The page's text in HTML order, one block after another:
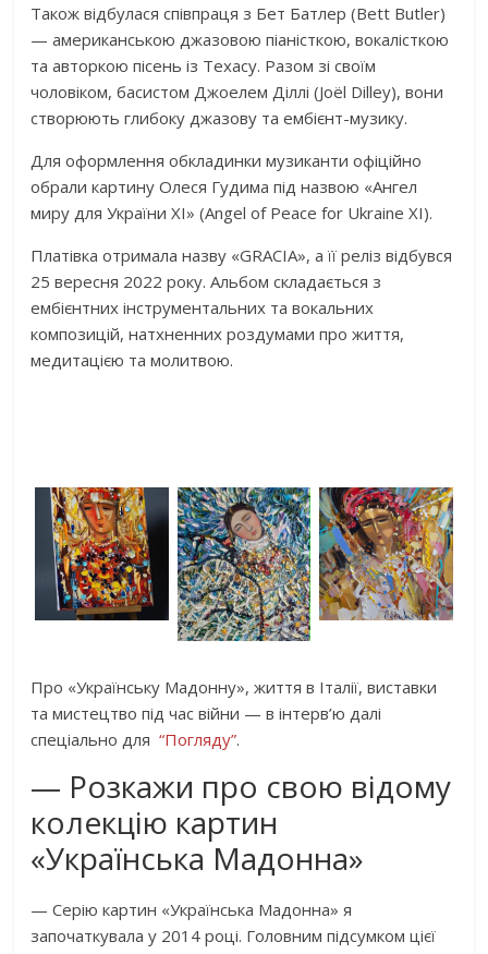
Також відбулася співпраця з Бет Батлер (Bett Butler)
— американською джазовою піаністкою, вокалісткою
та авторкою пісень із Техасу. Разом зі своїм
чоловіком, басистом Джоелем Діллі (Joël Dilley), вони
створюють глибоку джазову та ембієнт-музику.
Для оформлення обкладинки музиканти офіційно
обрали картинуОлеся Гудима під назвою «Ангел
миру для України XI» (Angel of Peace for Ukraine XI).
Платівка отримала назву «GRACIA», а її реліз відбувся
25 вересня 2022 року. Альбом складається з
ембієнтних інструментальних та вокальних
композицій, натхненних роздумами про життя,
медитацією та молитвою.
Про «Українську Мадонну», життя в Італії, виставки
та мистецтво під час війни — в інтерв’ю далі
спеціально для“Погляду”.
— Розкажи про свою відому
колекцію картин
«Українська Мадонна»
— Серію картин «Українська Мадонна» я
започаткувала у 2014 році. Головним підсумком цієї